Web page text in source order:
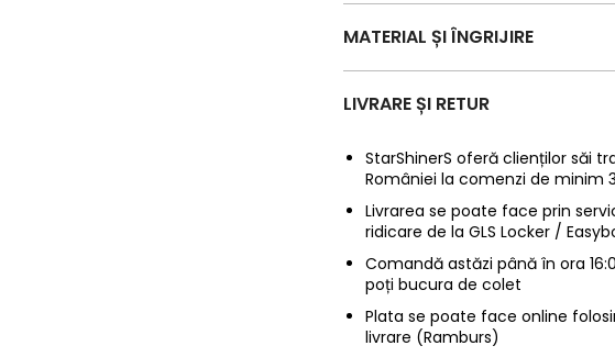
MATERIAL ȘI ÎNGRIJIRE
LIVRARE ȘI RETUR
StarShinerS oferă clienților săi
României la comenzi de minim
Livrarea se poate face prin
ridicare de la GLS Locker /
Comandă astăzi până în ora
poți bucura de colet
Plata se poate face online
livrare (Ramburs)